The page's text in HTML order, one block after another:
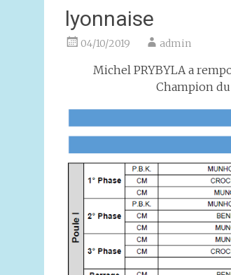
lyonnaise
04/10/2019 admin
Michel PRYBYLA a
Champion